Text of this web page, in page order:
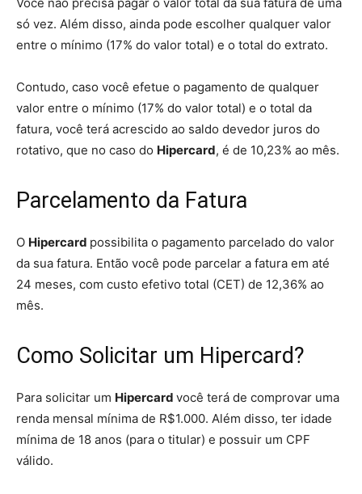
só vez. Além disso, ainda pode escolher qualquer valor
entre o mínimo (17% do valor total) e o total do extrato.
Contudo, caso você efetue o pagamento de qualquer
valor entre o mínimo (17% do valor total) e o total da
fatura, você terá acrescido ao saldo devedor juros do
rotativo, que no caso do Hipercard, é de 10,23% ao mês.
Parcelamento da Fatura
O Hipercard possibilita o pagamento parcelado do valor
da sua fatura. Então você pode parcelar a fatura em até
24 meses, com custo efetivo total (CET) de 12,36% ao
mês.
Como Solicitar um Hipercard?
Para solicitar um Hipercard você terá de comprovar uma
renda mensal mínima de R$1.000. Além disso, ter idade
mínima de 18 anos (para o titular) e possuir um CPF
válido.